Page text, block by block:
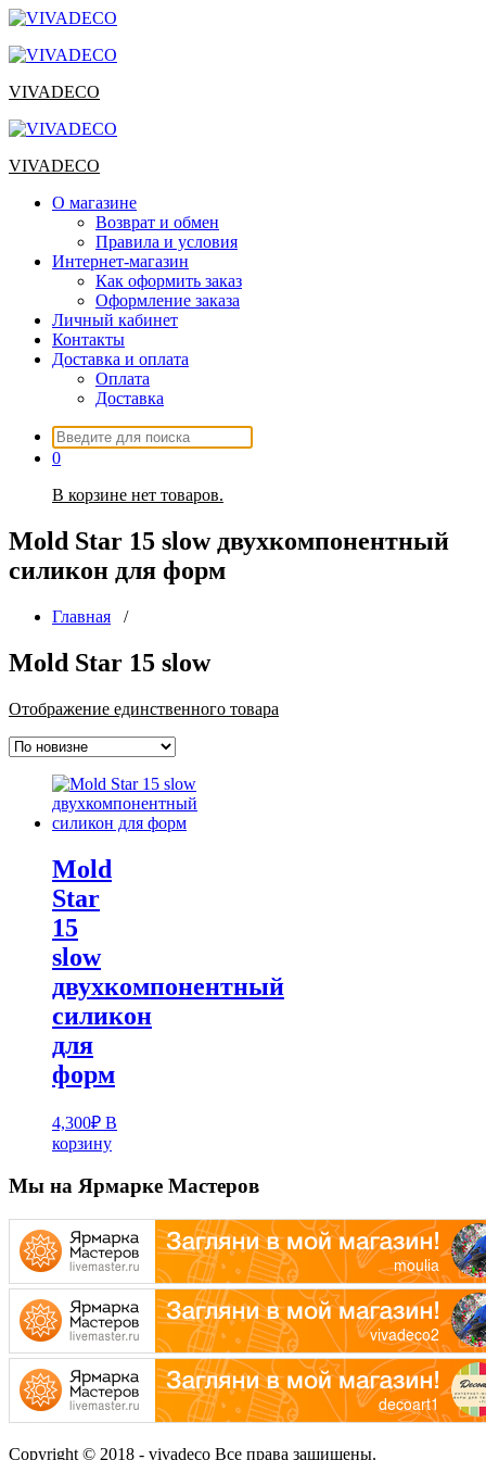
Перейти
содержимому
VIVADECO
VIVADECO
О магазине
Возврат и обмен
Правила и условия
Интернет-магазин
Как оформить заказ
Оформление заказа
Личный кабинет
Контакты
Доставка и оплата
Оплата
Доставка
Искать:
0
В корзине нет товаров.
Mold Star 15 slow двухкомпонентный
силикон для форм
Главная /
Mold Star 15 slow
Отображение единственного товара
Mold
Star
15
slow
двухкомпонентный
силикон
для
форм
4,300₽ В
корзину
Мы на Ярмарке Мастеров
Copyright © 2018 - vivadeco Все права защищены.